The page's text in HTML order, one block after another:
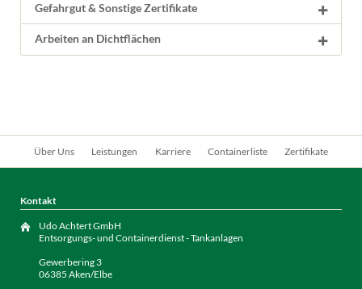
Gefahrgut & Sonstige Zertifikate
Arbeiten an Dichtflächen
Navigation
überspringen
Über Uns Leistungen Karriere Containerliste Zertifikate
Kontakt
Udo Achtert GmbH
Entsorgungs- und Containerdienst - Tankanlagen
Gewerbering 3
06385 Aken/Elbe